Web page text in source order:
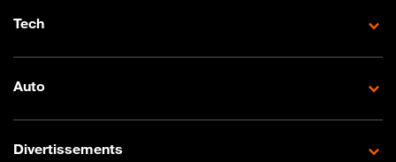
Tech
Auto
Divertissements